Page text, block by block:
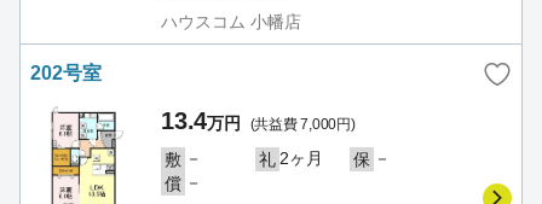
ハウスコム 小幡店
202号室
13.4万円 (共益費 7,000円)
敷 － 礼 2ヶ月 保 －
償 －